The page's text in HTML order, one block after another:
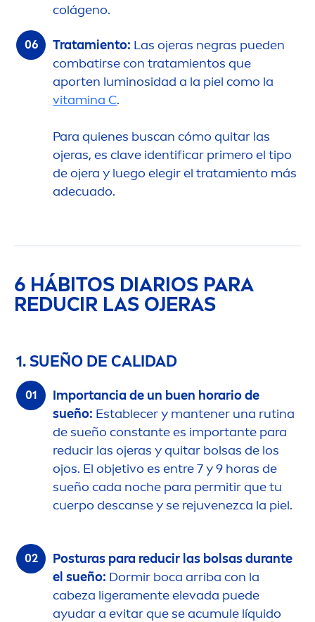
colágeno.
Tratamiento: Las ojeras negras pueden
combatirse con tratamientos que
aporten luminosidad a la piel como la
vitamina C.
Para quienes buscan cómo quitar las
ojeras, es clave identificar primero el tipo
de ojera y luego elegir el tratamiento más
adecuado.
6 HÁBITOS DIARIOS PARA
REDUCIR LAS OJERAS
1. SUEÑO DE CALIDAD
Importancia de un buen horario de
sueño: Establecer y mantener una rutina
de sueño constante es importante para
reducir las ojeras y quitar bolsas de los
ojos. El objetivo es entre 7 y 9 horas de
sueño cada noche para permitir que tu
cuerpo descanse y se rejuvenezca la piel.
Posturas para reducir las bolsas durante
el sueño: Dormir boca arriba con la
cabeza ligeramente elevada puede
ayudar a evitar que se acumule líquido